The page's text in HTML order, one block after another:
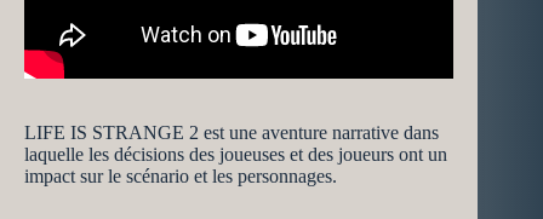
LIFE IS STRANGE 2 est une aventure narrative dans
laquelle les décisions des joueuses et des joueurs ont un
impact sur le scénario et les personnages.